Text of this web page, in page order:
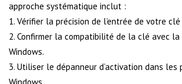
approche systématique inclut :
1. Vérifier la précision de l’entrée de votre
2. Confirmer la compatibilité de la clé avec la
Windows.
3. Utiliser le dépanneur d’activation dans les